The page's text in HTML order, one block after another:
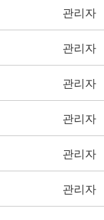
관리자
관리자
관리자
관리자
관리자
관리자